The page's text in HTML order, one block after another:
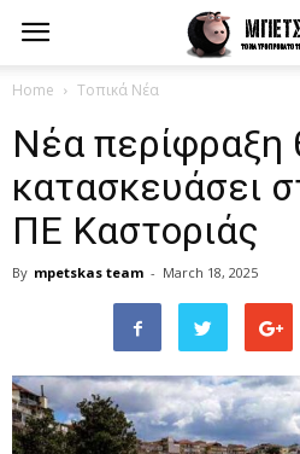
Home Τοπικά Νέα
Νέα περίφραξη
κατασκευάσει
ΠΕ Καστοριάς
By mpetskas team - March 18, 2025